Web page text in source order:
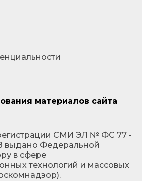
материалов сайта
СМИ ЭЛ № ФС 77 -
выдано Федеральной
в сфере
технологий и массовых